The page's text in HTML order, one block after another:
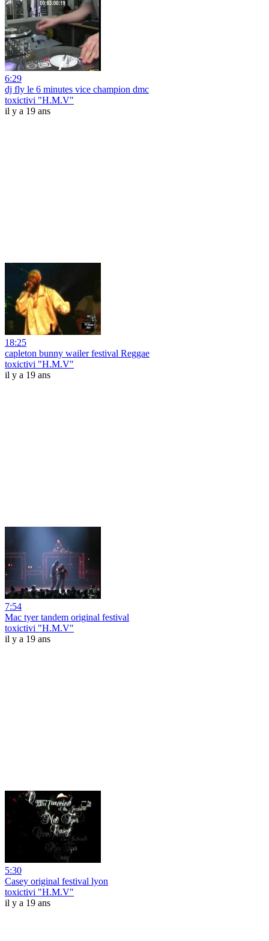
6:29
dj fly le 6 minutes vice champion dmc
toxictivi "H.M.V"
il y a 19 ans
18:25
capleton bunny wailer festival Reggae
toxictivi "H.M.V"
il y a 19 ans
7:54
Mac tyer tandem original festival
toxictivi "H.M.V"
il y a 19 ans
5:30
Casey original festival lyon
toxictivi "H.M.V"
il y a 19 ans